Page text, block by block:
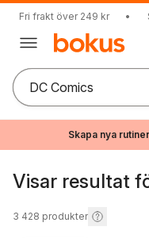
Fri frakt över 249 kr •
Skapa nya
Visar resultat
3 428 produkter